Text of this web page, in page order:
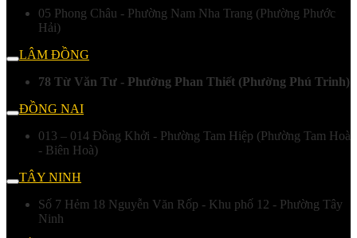
05 Phong Châu - Phường Nam Nha Trang (Phường Phước
Hải)
LÂM ĐỒNG
78 Từ Văn Tư - Phường Phan Thiết (Phường Phú Trinh)
ĐỒNG NAI
013 – 014 Đồng Khởi - Phường Tam Hiệp (Phường Tam Hoà
- Biên Hoà)
TÂY NINH
Số 7 Hẻm 18 Nguyễn Văn Rốp - Khu phố 12 - Phường Tây
Ninh